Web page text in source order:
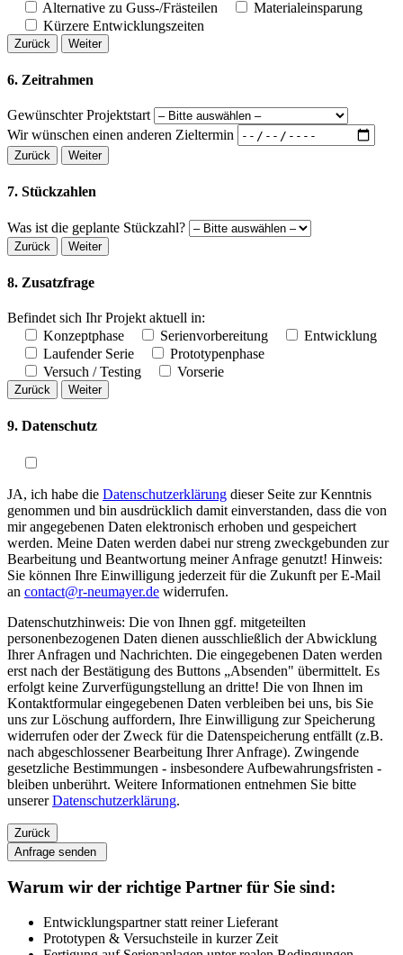
Alternative zu Guss-/Frästeilen
Materialeinsparung
Kürzere Entwicklungszeiten
Zurück Weiter
6. Zeitrahmen
Gewünschter Projektstart
Wir wünschen einen anderen Zieltermin
Zurück Weiter
7. Stückzahlen
Was ist die geplante Stückzahl?
Zurück Weiter
8. Zusatzfrage
Befindet sich Ihr Projekt aktuell in:
Konzeptphase
Serienvorbereitung
Entwicklung
Laufender Serie
Prototypenphase
Versuch / Testing
Vorserie
Zurück Weiter
9. Datenschutz
JA, ich habe die Datenschutzerklärung dieser Seite zur Kenntnis
genommen und bin ausdrücklich damit einverstanden, dass die von
mir angegebenen Daten elektronisch erhoben und gespeichert
werden. Meine Daten werden dabei nur streng zweckgebunden zur
Bearbeitung und Beantwortung meiner Anfrage genutzt! Hinweis:
Sie können Ihre Einwilligung jederzeit für die Zukunft per E-Mail
an contact@r-neumayer.de widerrufen.
Datenschutzhinweis: Die von Ihnen ggf. mitgeteilten
personenbezogenen Daten dienen ausschließlich der Abwicklung
Ihrer Anfragen und Nachrichten. Die eingegebenen Daten werden
erst nach der Bestätigung des Buttons „Absenden" übermittelt. Es
erfolgt keine Zurverfügungstellung an dritte! Die von Ihnen im
Kontaktformular eingegebenen Daten verbleiben bei uns, bis Sie
uns zur Löschung auffordern, Ihre Einwilligung zur Speicherung
widerrufen oder der Zweck für die Datenspeicherung entfällt (z.B.
nach abgeschlossener Bearbeitung Ihrer Anfrage). Zwingende
gesetzliche Bestimmungen - insbesondere Aufbewahrungsfristen -
bleiben unberührt. Weitere Informationen entnehmen Sie bitte
unsererDatenschutzerklärung.
Zurück
Anfrage senden
Warum wir der richtige Partner für Sie sind:
Entwicklungspartner statt reiner Lieferant
Prototypen & Versuchsteile in kurzer Zeit